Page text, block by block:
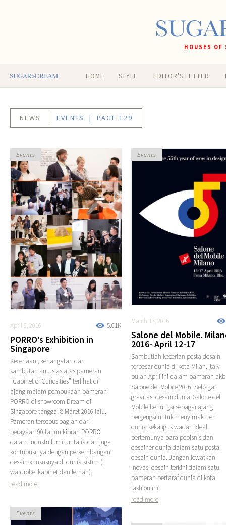
HOUSES
HOME STYLE EDITOR'S LETTER
NEWS EVENTS | PAGE 129
5.01K
April 6, 2016
PORRO’s Exhibition in
Singapore
Keceriaan , kehangatan dan
sambutan antusias atas pameran
“Cabinet of Curiosities” terlihat di
ajang malam pembukaan pameran
PORRO di showroom Dream di
Singapore tanggal 8 Maret 2016 lalu.
Pameran tersebut bagian dari
perayaan 90 tahun kiprah PORRO
dalam industri furnitur Italia dan juga
kontribusinya dengan perkembangan
desain khususnya di dunia sistim (
wardrobe, kabinet dan lemari).
read more
Events
March 17, 2016
Salone del Mobile.
2016- April 12-17
Sambutlah kecerian pesta desain
terbesar dunia di kota Milan, Italy
bulan April ini dalam pameran
Salone del Mobile 2016. Sebagai
gravitasi desain dunia, Salone del
Mobile berfungsi sebagai ajang
bergengsi untuk menyimak tren
dunia sekaligus wadah ideal
bertemunya para pebisnis dan
desainer dunia dalam satu pesta
desain dunia. Jangan lewatkan
inovasi desain terkini dalam satu
pameran bertaraf dunia di kota
fashion ini.
read more
Events
Events